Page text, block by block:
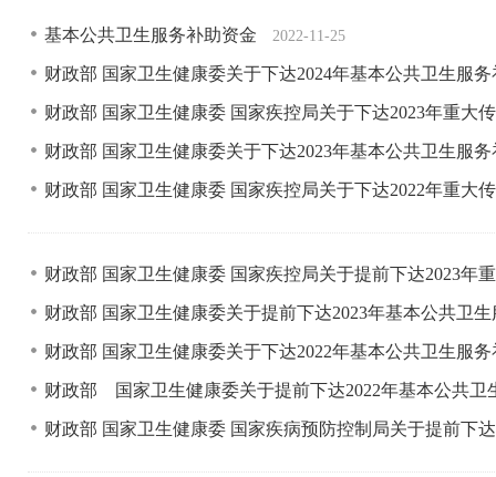
基本公共卫生服务补助资金 2022-11-25
财政部 国家卫生健康委关于下达2024年基本公共卫生服
财政部 国家卫生健康委 国家疾控局关于下达2023年重大
财政部 国家卫生健康委关于下达2023年基本公共卫生服
财政部 国家卫生健康委 国家疾控局关于下达2022年重大
财政部 国家卫生健康委 国家疾控局关于提前下达2023年
财政部 国家卫生健康委关于提前下达2023年基本公共卫
财政部 国家卫生健康委关于下达2022年基本公共卫生服
财政部 国家卫生健康委关于提前下达2022年基本公共卫
财政部 国家卫生健康委 国家疾病预防控制局关于提前下